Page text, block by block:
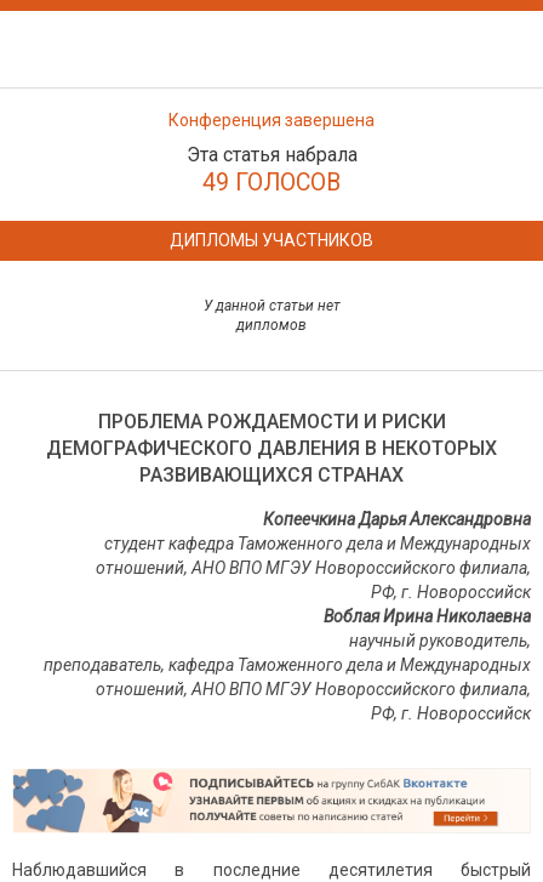
Конференция завершена
Эта статья набрала
49 ГОЛОСОВ
ДИПЛОМЫ УЧАСТНИКОВ
У данной статьи нет
дипломов
ПРОБЛЕМА РОЖДАЕМОСТИ И РИСКИ
ДЕМОГРАФИЧЕСКОГО ДАВЛЕНИЯ В НЕКОТОРЫХ
РАЗВИВАЮЩИХСЯ СТРАНАХ
Копеечкина Дарья Александровна
студент кафедра Таможенного дела и Международных
отношений, АНО ВПО МГЭУ Новороссийского филиала,
РФ, г. Новороссийск
Воблая Ирина Николаевна
научный руководитель,
преподаватель, кафедра Таможенного дела и Международных
отношений, АНО ВПО МГЭУ Новороссийского филиала,
РФ, г. Новороссийск
Наблюдавшийся в последние десятилетия быстрый